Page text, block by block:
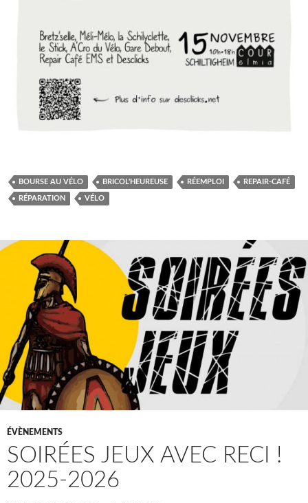
BOURSE AU VÉLO BRICOL'HEUREUSE RÉEMPLOI REPAIR-CAFÉ
RÉPARATION VÉLO
ÉVÈNEMENTS
SOIRÉES JEUX AVEC RECI !
2025-2026